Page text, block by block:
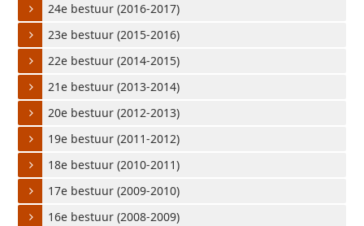
24e bestuur (2016-2017)
23e bestuur (2015-2016)
22e bestuur (2014-2015)
21e bestuur (2013-2014)
20e bestuur (2012-2013)
19e bestuur (2011-2012)
18e bestuur (2010-2011)
17e bestuur (2009-2010)
16e bestuur (2008-2009)